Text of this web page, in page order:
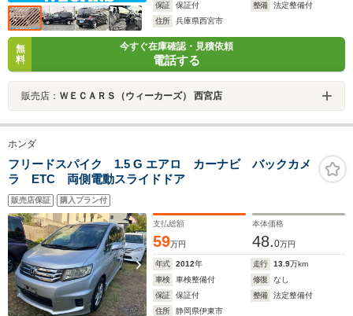
保証
保証付 整備
法定整備付
住所
兵庫県西宮市
無
料
今すぐ在庫確認・見積依頼
電話する
販売店： ＷＥＣＡＲＳ（ウィーカーズ） 西宮店
ホンダ
フリードスパイク 1.5 G エアロ カーナビ バックカメ
ラ ETC 両側電動スライドドア
販売店保証 購入プラン付
支払総額
59万円
本体価格
48.0万円
年式 2012年 走行 13.9万km
車検
車検整備付 修復
なし
保証
保証付 整備
法定整備付
住所
静岡県伊東市